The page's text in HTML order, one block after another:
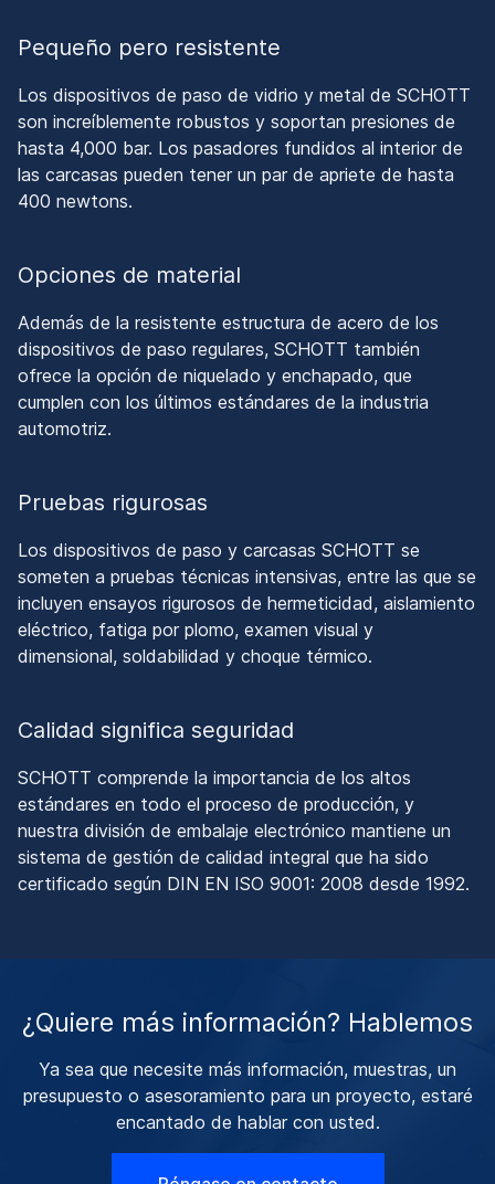
Pequeño pero resistente
Los dispositivos de paso de vidrio y metal de SCHOTT
son increíblemente robustos y soportan presiones de
hasta 4,000 bar. Los pasadores fundidos al interior de
las carcasas pueden tener un par de apriete de hasta
400 newtons.
Opciones de material
Además de la resistente estructura de acero de los
dispositivos de paso regulares, SCHOTT también
ofrece la opción de niquelado y enchapado, que
cumplen con los últimos estándares de la industria
automotriz.
Pruebas rigurosas
Los dispositivos de paso y carcasas SCHOTT se
someten a pruebas técnicas intensivas, entre las que se
incluyen ensayos rigurosos de hermeticidad, aislamiento
eléctrico, fatiga por plomo, examen visual y
dimensional, soldabilidad y choque térmico.
Calidad significa seguridad
SCHOTT comprende la importancia de los altos
estándares en todo el proceso de producción, y
nuestra división de embalaje electrónico mantiene un
sistema de gestión de calidad integral que ha sido
certificado según DIN EN ISO 9001: 2008 desde 1992.
¿Quiere más información? Hablemos
Ya sea que necesite más información, muestras, un
presupuesto o asesoramiento para un proyecto, estaré
encantado de hablar con usted.